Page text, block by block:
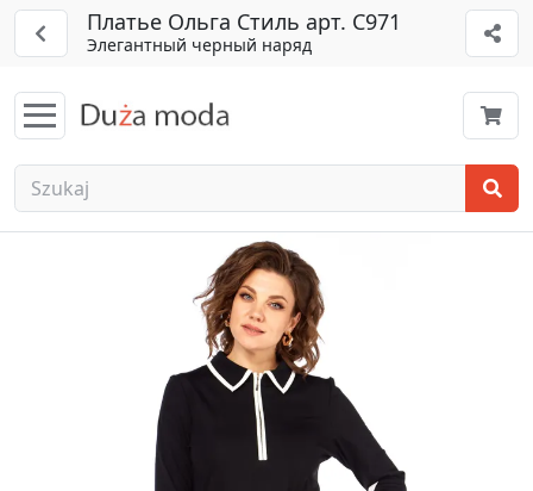
Платье Ольга Стиль арт. С971
Элегантный черный наряд